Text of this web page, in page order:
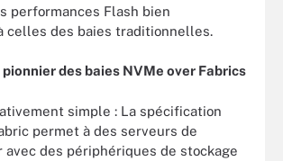
performances Flash bien
celles des baies traditionnelles.
des baies NVMe over Fabrics
simple : La spécification
permet à des serveurs de
avec des périphériques de stockage